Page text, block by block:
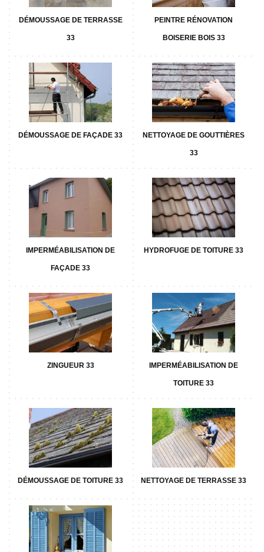
DÉMOUSSAGE DE TERRASSE
33
PEINTRE RÉNOVATION
BOISERIE BOIS 33
DÉMOUSSAGE DE FAÇADE 33 NETTOYAGE DE GOUTTIÈRES
33
IMPERMÉABILISATION DE
FAÇADE 33
HYDROFUGE DE TOITURE 33
ZINGUEUR 33 IMPERMÉABILISATION DE
TOITURE 33
DÉMOUSSAGE DE TOITURE 33 NETTOYAGE DE TERRASSE 33